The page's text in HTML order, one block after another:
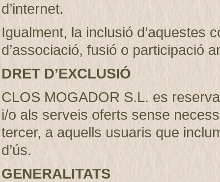
d’internet.
Igualment, la inclusió d’aquestes
d’associació, fusió o participació
DRET D’EXCLUSIÓ
CLOS MOGADOR S.L. es
i/o als serveis oferts sense
tercer, a aquells usuaris que
d’ús.
GENERALITATS